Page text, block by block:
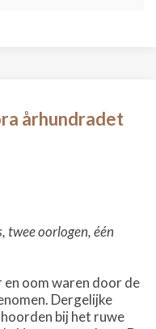
århundradet
twee oorlogen, één
en oom waren door de
Dergelijke
bij het ruwe